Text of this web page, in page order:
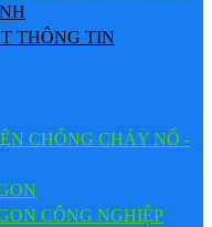
THÔNG TIN
CHỐNG CHÁY NỔ -
CÔNG NGHIỆP